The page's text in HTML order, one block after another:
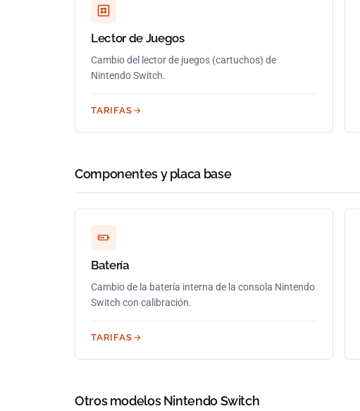
Lector de Juegos
Cambio del lector de juegos (cartuchos) de
Nintendo Switch.
TARIFAS
Componentes y placa base
Batería
Cambio de la batería interna de la consola Nintendo
Switch con calibración.
TARIFAS
Otros modelos Nintendo Switch